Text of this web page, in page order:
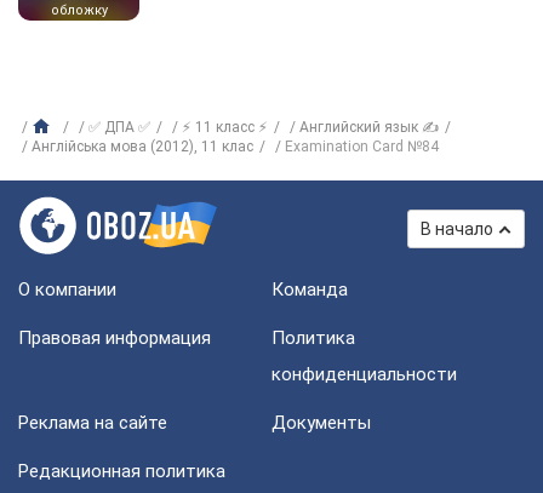
обложку
✅ ДПА ✅ ⚡ 11 класс ⚡
Английский язык ✍
Англійська мова (2012), 11 клас
Examination Card №84
В начало
О компании Команда
Правовая информация
Политика
конфиденциальности
Реклама на сайте Документы
Редакционная политика